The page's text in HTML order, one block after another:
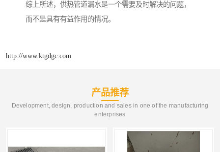
综上所述，供热管道漏水是一个需要及时解决的问题，
而不是具有有益作用的情况。
http://www.ktgdgc.com
产品推荐
Development, design, production and sales in one of the manufacturing
enterprises